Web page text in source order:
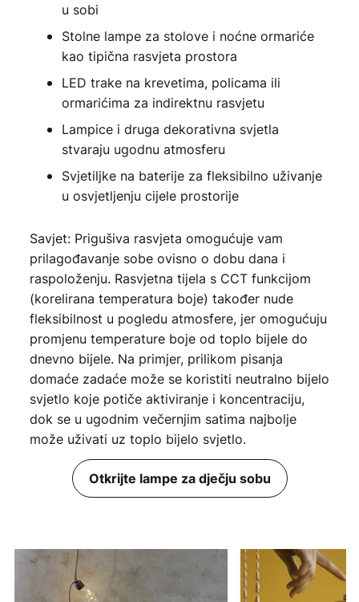
u sobi
Stolne lampe za stolove i noćne ormariće
kao tipična rasvjeta prostora
LED trake na krevetima, policama ili
ormarićima za indirektnu rasvjetu
Lampice i druga dekorativna svjetla
stvaraju ugodnu atmosferu
Svjetiljke na baterije za fleksibilno uživanje
u osvjetljenju cijele prostorije
Savjet: Prigušiva rasvjeta omogućuje vam
prilagođavanje sobe ovisno o dobu dana i
raspoloženju. Rasvjetna tijela s CCT funkcijom
(korelirana temperatura boje) također nude
fleksibilnost u pogledu atmosfere, jer omogućuju
promjenu temperature boje od toplo bijele do
dnevno bijele. Na primjer, prilikom pisanja
domaće zadaće može se koristiti neutralno bijelo
svjetlo koje potiče aktiviranje i koncentraciju,
dok se u ugodnim večernjim satima najbolje
može uživati uz toplo bijelo svjetlo.
Otkrijte lampe za dječju sobu